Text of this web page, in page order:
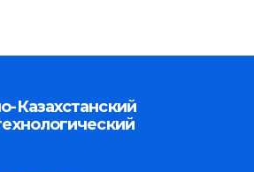
Казахстанский